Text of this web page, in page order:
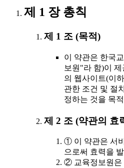
제 1 장 총칙
제 1 조 (목적)
이 약관은 한국
보원"라 함)이
의 웹사이트(이
관한 조건 및 절
정하는 것을 목
제 2 조 (약관의 효
① 이 약관은 서
으로써 효력을
② 교육정보원은